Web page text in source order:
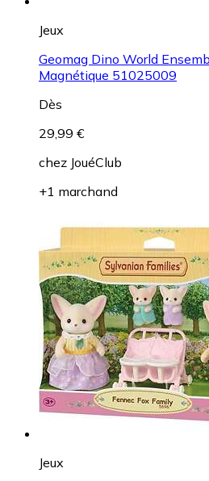
Jeux
Geomag Dino World
Magnétique 51025009
Dès
29,99 €
chez JouéClub
+1 marchand
Jeux